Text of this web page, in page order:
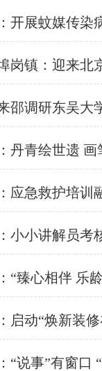
开展蚊媒传
岗镇：迎来北
邵调研东吴大
丹青绘世遗
应急救护培
小小讲解员考
“臻心相伴 乐
启动“焕新装
“说事”有窗口